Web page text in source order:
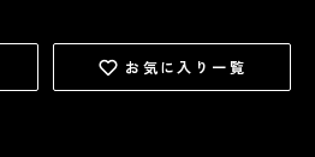
お気に入り一覧